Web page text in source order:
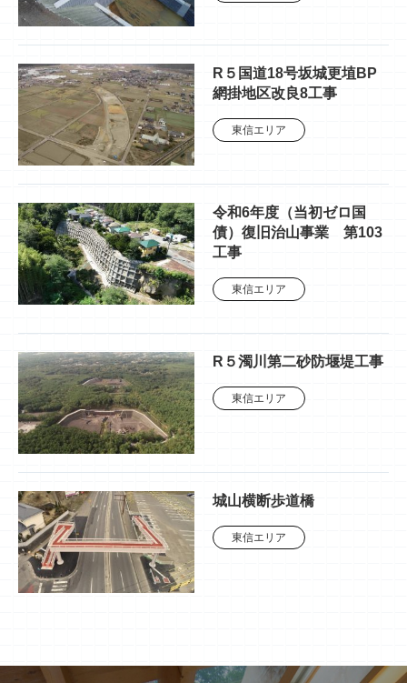
R５国道18号坂城更埴BP
網掛地区改良8工事
東信エリア
令和6年度（当初ゼロ国
債）復旧治山事業 第103
工事
東信エリア
R５濁川第二砂防堰堤工事
東信エリア
城山横断歩道橋
東信エリア